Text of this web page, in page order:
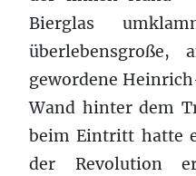
Bierglas
gewordene
Wand hinter dem
beim Eintritt hatte
der Revolution